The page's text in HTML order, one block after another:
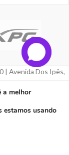
| Avenida Dos Ipês,
- | PARAUAPEBAS-
a melhor
estamos usando